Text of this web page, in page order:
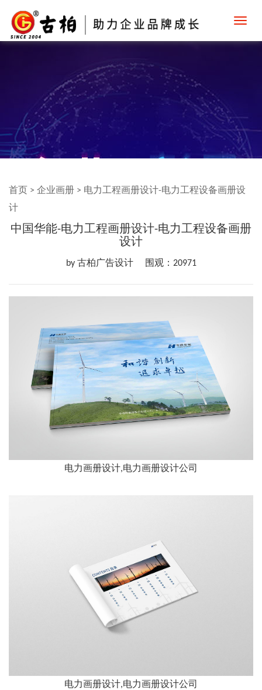
首页 > 企业画册 > 电力工程画册设计-电力工程设备画册设
计
中国华能-电力工程画册设计-电力工程设备画册
设计
by 古柏广告设计 围观：20971
电力画册设计,电力画册设计公司
电力画册设计,电力画册设计公司